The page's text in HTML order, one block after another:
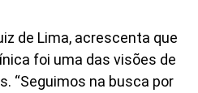
de Lima, acrescenta que
foi uma das visões de
“Seguimos na busca por